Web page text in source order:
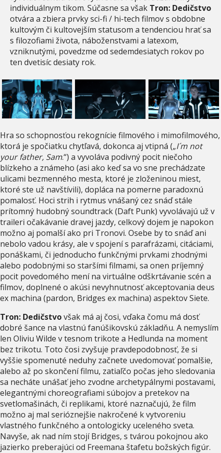
individuálnym tikom. Súčasne sa však Tron: Dedičstvo
otvára a zbiera prvky sci-fi / hi-tech filmov s obdobne
kultovým či kultovejším statusom a tendenciou hrať sa
s filozofiami života, náboženstvami a latexom,
vzniknutými, povedzme od sedemdesiatych rokov po
ten dvetisíc desiaty rok.
Hra so schopnosťou rekognície filmového i mimofilmového,
ktorá je spočiatku chytľavá, dokonca aj vtipná („I´m not
your father, Sam.“) a vyvoláva podivný pocit niečoho
blízkeho a známeho (asi ako keď sa vo sne prechádzate
ulicami bezmenného mesta, ktoré je zloženinou miest,
ktoré ste už navštívili), dopláca na pomerne paradoxnú
pomalosť. Hoci strih i rytmus vnášaný cez snáď stále
prítomný hudobný soundtrack (Daft Punk) vyvolávajú už v
traileri očakávanie dravej jazdy, celkový dojem je napokon
možno aj pomalší ako pri Tronovi. Osebe by to snáď ani
nebolo vadou krásy, ale v spojení s parafrázami, citáciami,
ponáškami, či jednoducho funkčnými prvkami zhodnými
alebo podobnými so staršími filmami, sa onen príjemný
pocit povedomého mení na virtuálne odškrtávanie scén a
filmov, doplnené o akúsi nevyhnutnosť akceptovania deus
ex machina (pardon, Bridges ex machina) aspektov Siete.
Tron: Dedičstvovšak má aj čosi, vďaka čomu má dosť
dobré šance na vlastnú fanúšikovskú základňu. A nemyslím
len Oliviu Wilde v tesnom trikote a Hedlunda na moment
bez trikotu. Toto čosi zvyšuje pravdepodobnosť, že si
vyššie spomenuté neduhy začnete uvedomovať pomalšie,
alebo až po skončení filmu, zatiaľčo počas jeho sledovania
sa necháte unášať jeho zvodne archetypálnymi postavami,
elegantnými choreografiami súbojov a pretekov na
svetlomašinách, či replikami, ktoré naznačujú, že film
možno aj mal serióznejšie nakročené k vytvoreniu
vlastného funkčného a ontologicky uceleného sveta.
Navyše, ak nad ním stojí Bridges, s tvárou pokojnou ako
jazierko preberajúci od Freemana štafetu božských figúr.